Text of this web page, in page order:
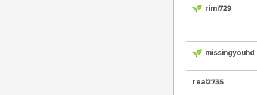
rimi729
missingyouhd
real2735